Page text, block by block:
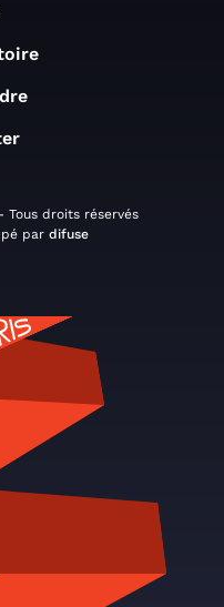
Tous droits réservés
par difuse